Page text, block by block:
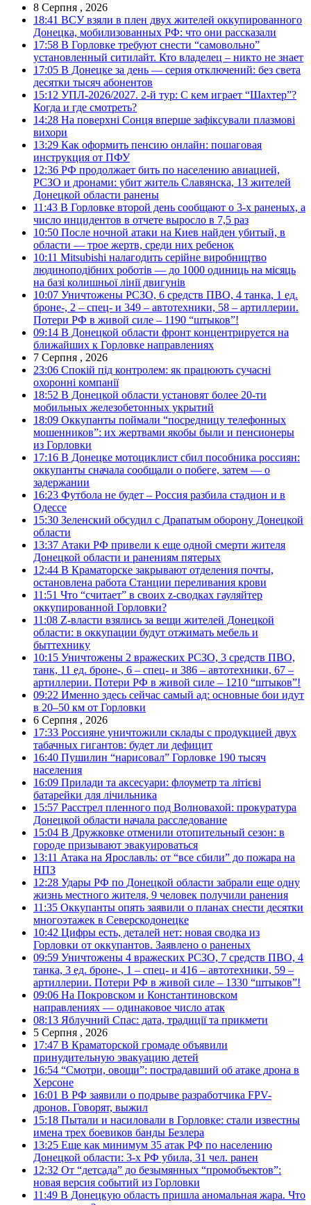
8 Серпня , 2026
18:41 ВСУ взяли в плен двух жителей оккупированного
Донецка, мобилизованных РФ: что они рассказали
17:58 В Горловке требуют снести “самовольно”
установленный ситилайт. Кто владелец – никто не знает
17:05 В Донецке за день — серия отключений: без света
десятки тысяч абонентов
15:12 УПЛ-2026/2027. 2-й тур: С кем играет “Шахтер”?
Когда и где смотреть?
14:28 На поверхні Сонця вперше зафіксували плазмові
вихори
13:29 Как оформить пенсию онлайн: пошаговая
инструкция от ПФУ
12:36 РФ продолжает бить по населению авиацией,
РСЗО и дронами: убит житель Славянска, 13 жителей
Донецкой области ранены
11:43 В Горловке второй день сообщают о 3-х раненых, а
число инцидентов в отчете выросло в 7,5 раз
10:50 После ночной атаки на Киев найден убитый, в
области — трое жертв, среди них ребенок
10:11 Mitsubishi налагодить серійне виробництво
людиноподібних роботів — до 1000 одиниць на місяць
на базі колишньої лінії двигунів
10:07 Уничтожены РСЗО, 6 средств ПВО, 4 танка, 1 ед.
броне-, 2 – спец- и 349 – автотехники, 58 – артиллерии.
Потери РФ в живой силе – 1190 “штыков”!
09:14 В Донецкой области фронт концентрируется на
ближайших к Горловке направлениях
7 Серпня , 2026
23:06 Спокій під контролем: як працюють сучасні
охоронні компанії
18:52 В Донецкой области установят более 20-ти
мобильных железобетонных укрытий
18:09 Оккупанты поймали “посредницу телефонных
мошенников”: их жертвами якобы были и пенсионеры
из Горловки
17:16 В Донецке мотоциклист сбил пособника россиян:
оккупанты сначала сообщали о побеге, затем — о
задержании
16:23 Футбола не будет – Россия разбила стадион и в
Одессе
15:30 Зеленский обсудил с Драпатым оборону Донецкой
области
13:37 Атаки РФ привели к еще одной смерти жителя
Донецкой области и ранениям пятерых
12:44 В Краматорске закрывают отделения почты,
остановлена работа Станции переливания крови
11:51 Что “считает” в своих z-сводках гауляйтер
оккупированной Горловки?
11:08 Z-власти взялись за вещи жителей Донецкой
области: в оккупации будут отжимать мебель и
быттехнику
10:15 Уничтожены 2 вражеских РСЗО, 3 средств ПВО,
танк, 11 ед. броне-, 6 – спец- и 386 – автотехники, 67 –
артиллерии. Потери РФ в живой силе – 1210 “штыков”!
09:22 Именно здесь сейчас самый ад: основные бои идут
в 20–50 км от Горловки
6 Серпня , 2026
17:33 Россияне уничтожили склады с продукцией двух
табачных гигантов: будет ли дефицит
16:40 Пушилин “нарисовал” Горловке 190 тысяч
населения
16:09 Прилади та аксесуари: флоуметр та літієві
батарейки для лічильника
15:57 Расстрел пленного под Волновахой: прокуратура
Донецкой области начала расследование
15:04 В Дружковке отменили отопительный сезон: в
городе призывают эвакуироваться
13:11 Атака на Ярославль: от “все сбили” до пожара на
НПЗ
12:28 Удары РФ по Донецкой области забрали еще одну
жизнь местного жителя, 9 человек получили ранения
11:35 Оккупанты опять заявили о планах снести десятки
многоэтажек в Северскодонецке
10:42 Цифры есть, деталей нет: новая сводка из
Горловки от оккупантов. Заявлено о раненых
09:59 Уничтожены 4 вражеских РСЗО, 7 средств ПВО, 4
танка, 3 ед. броне-, 1 – спец- и 416 – автотехники, 59 –
артиллерии. Потери РФ в живой силе – 1330 “штыков”!
09:06 На Покровском и Константиновском
направлениях — одинаковое число атак
08:13 Яблучний Спас: дата, традиції та прикмети
5 Серпня , 2026
17:47 В Краматорской громаде объявили
принудительную эвакуацию детей
16:54 “Смотри, овощи”: пострадавший об атаке дрона в
Херсоне
16:01 В РФ заявили о подрыве разработчика FPV-
дронов. Говорят, выжил
15:18 Пытали и насиловали в Горловке: стали известны
имена трех боевиков банды Безлера
13:25 Еще как минимум 35 атак РФ по населению
Донецкой области: 3-х РФ убила, 31 чел. ранен
12:32 От “детсада” до безымянных “промобъектов”:
новая версия событий из Горловки
11:49 В Донецкую область пришла аномальная жара. Что